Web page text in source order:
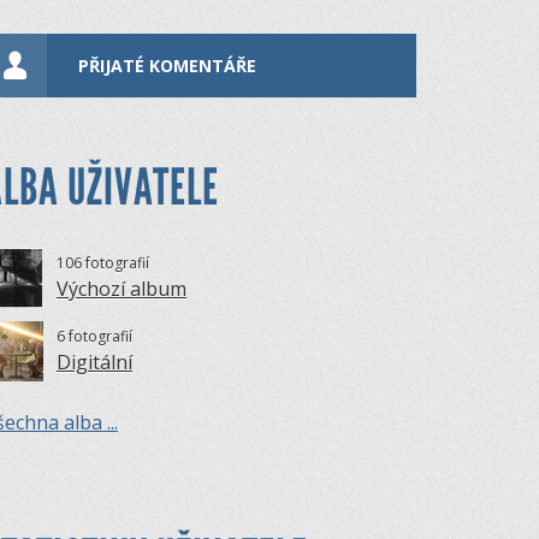
PŘIJATÉ KOMENTÁŘE
UŽIVATELE
106 fotografií
Výchozí album
6 fotografií
Digitální
alba ...